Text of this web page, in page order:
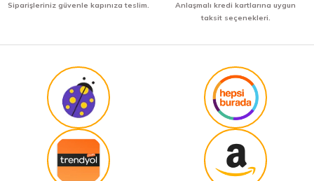
Siparişleriniz güvenle kapınıza teslim.
Anlaşmalı kredi kartlarına uygun
taksit seçenekleri.